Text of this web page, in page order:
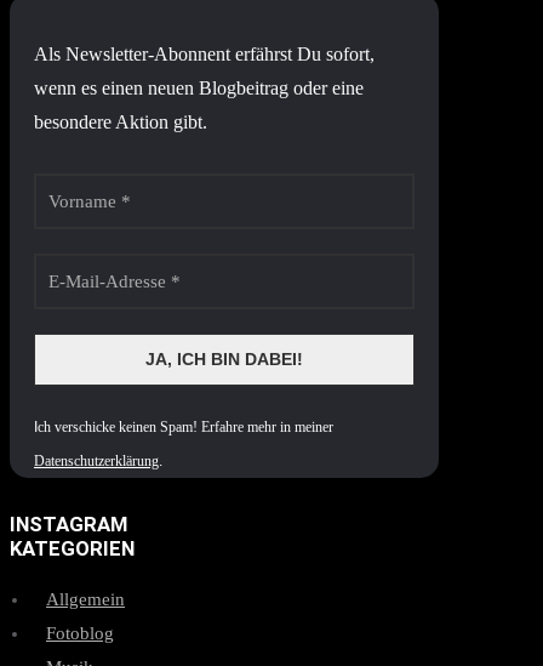
Als Newsletter-Abonnent erfährst Du sofort,
wenn es einen neuen Blogbeitrag oder eine
besondere Aktion gibt.
ch verschicke keinen Spam! Erfahre mehr in meiner
Datenschutzerklärung.
INSTAGRAM
KATEGORIEN
Allgemein
Fotoblog